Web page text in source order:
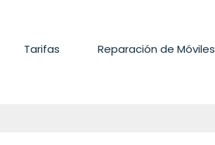
Tarifas Reparación de Móviles